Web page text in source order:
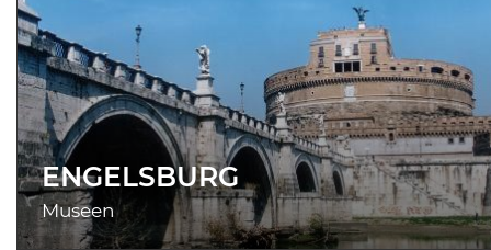
ENGELSBURG
Museen